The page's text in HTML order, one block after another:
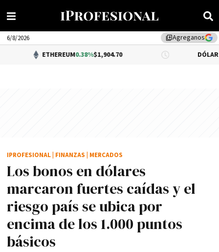
library_addAgreganos
6/8/2026
ETHEREUM0.38%$1,904.70 DÓLAR BNA 0.34%
Los bonos en dólares
marcaron fuertes caídas y el
riesgo país se ubica por
encima de los 1.000 puntos
básicos
IPROFESIONAL FINANZAS MERCADOS